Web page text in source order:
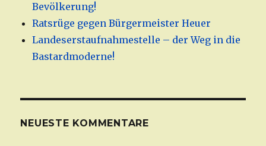
Bevölkerung!
Ratsrüge gegen Bürgermeister Heuer
Landeserstaufnahmestelle – der Weg in die
Bastardmoderne!
NEUESTE KOMMENTARE